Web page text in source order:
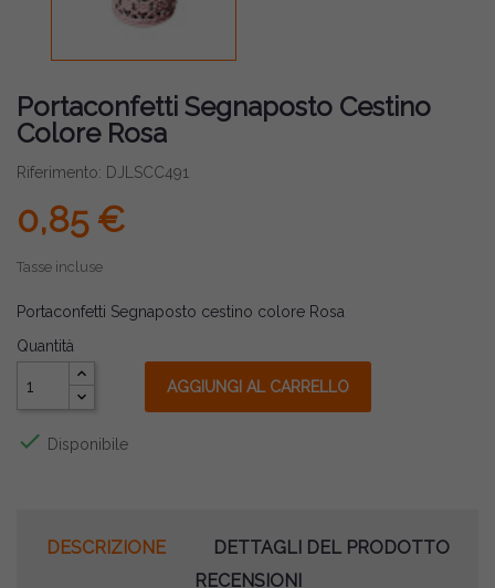
Portaconfetti Segnaposto Cestino
Colore Rosa
Riferimento: DJLSCC491
0,85 €
Tasse incluse
Portaconfetti Segnaposto cestino colore Rosa
Quantità
AGGIUNGI AL CARRELLO
 Disponibile
DESCRIZIONE
DETTAGLI DEL PRODOTTO
RECENSIONI